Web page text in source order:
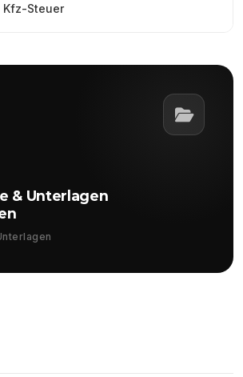
Kfz-Steuer
& Unterlagen